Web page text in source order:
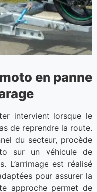
en panne
intervient lorsque le
de reprendre la route.
du secteur, procède
sur un véhicule de
L’arrimage est réalisé
pour assurer la
approche permet de